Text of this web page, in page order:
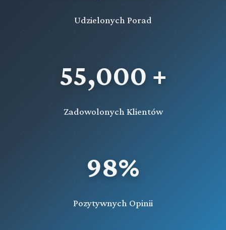
Udzielonych Porad
55,000 +
Zadowolonych Klientów
98%
Pozytywnych Opinii